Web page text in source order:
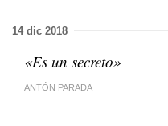
14 dic 2018
«Es un secreto»
ANTÓN PARADA